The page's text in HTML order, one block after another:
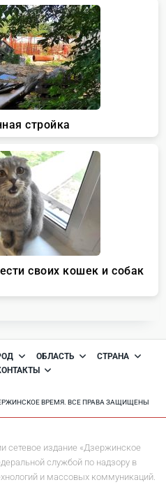
ОБЛАСТЬ
СТРАНА
ВРЕМЯ. ВСЕ ПРАВА ЗАЩИЩЕНЫ
сетевое издание «Дзержинское
службой по надзору в
и массовых коммуникаций.